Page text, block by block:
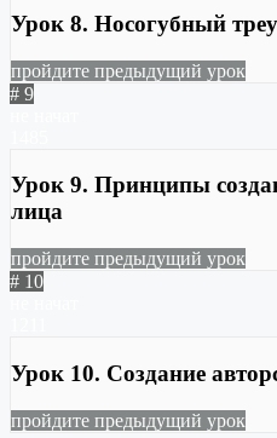
Урок 8. Носогубный
пройдите предыдущий урок
# 9
Урок 9. Принципы
лица
пройдите предыдущий урок
# 10
Урок 10. Создание
пройдите предыдущий урок